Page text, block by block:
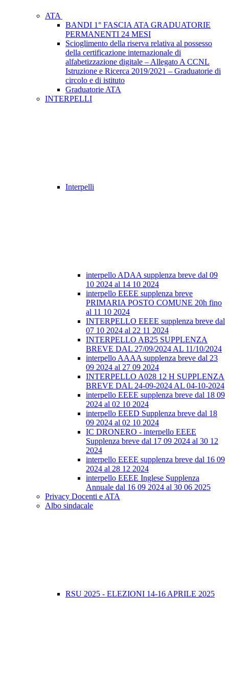
ATA
BANDI 1° FASCIA ATA GRADUATORIE
PERMANENTI 24 MESI
Scioglimento della riserva relativa al possesso
della certificazione internazionale di
alfabetizzazione digitale – Allegato A CCNL
Istruzione e Ricerca 2019/2021 – Graduatorie di
circolo e di istituto
Graduatorie ATA
INTERPELLI
Interpelli
interpello ADAA supplenza breve dal 09
10 2024 al 14 10 2024
interpello EEEE supplenza breve
PRIMARIA POSTO COMUNE 20h fino
al 11 10 2024
INTERPELLO EEEE supplenza breve dal
07 10 2024 al 22 11 2024
INTERPELLO AB25 SUPPLENZA
BREVE DAL 27/09/2024 AL 11/10/2024
interpello AAAA supplenza breve dal 23
09 2024 al 27 09 2024
INTERPELLO A028 12 H SUPPLENZA
BREVE DAL 24-09-2024 AL 04-10-2024
interpello EEEE supplenza breve dal 18 09
2024 al 02 10 2024
interpello EEED Supplenza breve dal 18
09 2024 al 02 10 2024
IC DRONERO - interpello EEEE
Supplenza breve dal 17 09 2024 al 30 12
2024
interpello EEEE supplenza breve dal 16 09
2024 al 28 12 2024
interpello EEEE Inglese Supplenza
Annuale dal 16 09 2024 al 30 06 2025
Privacy Docenti e ATA
Albo sindacale
RSU 2025 - ELEZIONI 14-16 APRILE 2025